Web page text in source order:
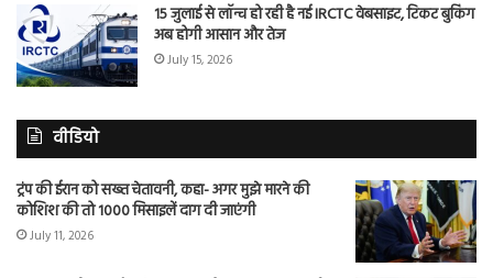
15 जुलाई से लॉन्च हो रही है नई IRCTC वेबसाइट, टिकट बुकिंग
अब होगी आसान और तेज
July 15, 2026
वीडियो
ट्रंप की ईरान को सख्त चेतावनी, कहा- अगर मुझे मारने की
कोशिश की तो 1000 मिसाइलें दाग दी जाएंगी
July 11, 2026